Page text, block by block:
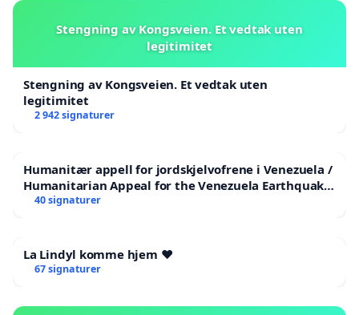
Stengning av Kongsveien. Et vedtak uten
legitimitet
Stengning av Kongsveien. Et vedtak uten
legitimitet
2 942 signaturer
Humanitær appell for jordskjelvofrene i Venezuela /
Humanitarian Appeal for the Venezuela Earthquake
Victims
40 signaturer
La Lindyl komme hjem ❤️
67 signaturer